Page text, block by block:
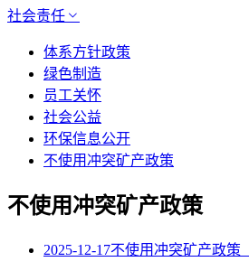
社会责任
体系方针政策
绿色制造
员工关怀
社会公益
环保信息公开
不使用冲突矿产政策
不使用冲突矿产政策
2025-12-17不使用冲突矿产政策